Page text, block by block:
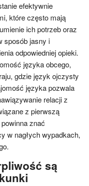
efektywnie
które często mają
ich potrzeb oraz
sposób jasny i
odpowiedniej opieki.
języka obcego,
gdzie język ojczysty
języka pozwala
relacji z
z pierwszą
znać
w nagłych wypadkach,
są